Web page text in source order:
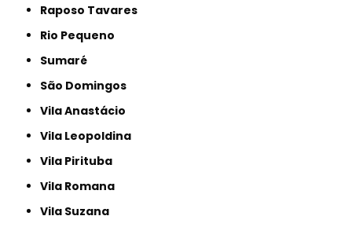
Raposo Tavares
Rio Pequeno
Sumaré
São Domingos
Vila Anastácio
Vila Leopoldina
Vila Pirituba
Vila Romana
Vila Suzana